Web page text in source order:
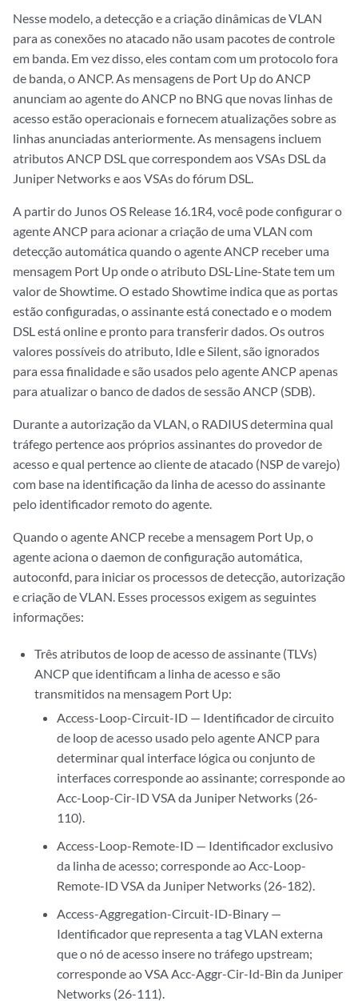
Nesse modelo, a detecção e a criação dinâmicas de VLAN
para as conexões no atacado não usam pacotes de controle
em banda. Em vez disso, eles contam com um protocolo fora
de banda, o ANCP. As mensagens de Port Up do ANCP
anunciam ao agente do ANCP no BNG que novas linhas de
acesso estão operacionais e fornecem atualizações sobre as
linhas anunciadas anteriormente. As mensagens incluem
atributos ANCP DSL que correspondem aos VSAs DSL da
Juniper Networks e aos VSAs do fórum DSL.
A partir do Junos OS Release 16.1R4, você pode configurar o
agente ANCP para acionar a criação de uma VLAN com
detecção automática quando o agente ANCP receber uma
mensagem Port Up onde o atributo DSL-Line-State tem um
valor de Showtime. O estado Showtime indica que as portas
estão configuradas, o assinante está conectado e o modem
DSL está online e pronto para transferir dados. Os outros
valores possíveis do atributo, Idle e Silent, são ignorados
para essa finalidade e são usados pelo agente ANCP apenas
para atualizar o banco de dados de sessão ANCP (SDB).
Durante a autorização da VLAN, o RADIUS determina qual
tráfego pertence aos próprios assinantes do provedor de
acesso e qual pertence ao cliente de atacado (NSP de varejo)
com base na identificação da linha de acesso do assinante
pelo identificador remoto do agente.
Quando o agente ANCP recebe a mensagem Port Up, o
agente aciona o daemon de configuração automática,
autoconfd, para iniciar os processos de detecção, autorização
e criação de VLAN. Esses processos exigem as seguintes
informações:
Três atributos de loop de acesso de assinante (TLVs)
ANCP que identificam a linha de acesso e são
transmitidos na mensagem Port Up:
Access-Loop-Circuit-ID — Identificador de circuito
de loop de acesso usado pelo agente ANCP para
determinar qual interface lógica ou conjunto de
interfaces corresponde ao assinante; corresponde ao
Acc-Loop-Cir-ID VSA da Juniper Networks (26-
110).
Access-Loop-Remote-ID — Identificador exclusivo
da linha de acesso; corresponde ao Acc-Loop-
Remote-ID VSA da Juniper Networks (26-182).
Access-Aggregation-Circuit-ID-Binary —
Identificador que representa a tag VLAN externa
que o nó de acesso insere no tráfego upstream;
corresponde ao VSA Acc-Aggr-Cir-Id-Bin da Juniper
Networks (26-111).